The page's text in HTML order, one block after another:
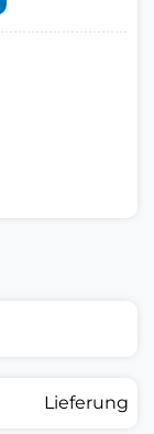
Lieferung